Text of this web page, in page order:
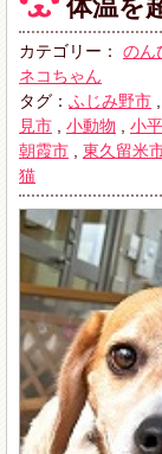
体温を
カテゴリー： のん
ネコちゃん
タグ： ふじみ野市
見市
小動物 小
朝霞市
東久留米
猫